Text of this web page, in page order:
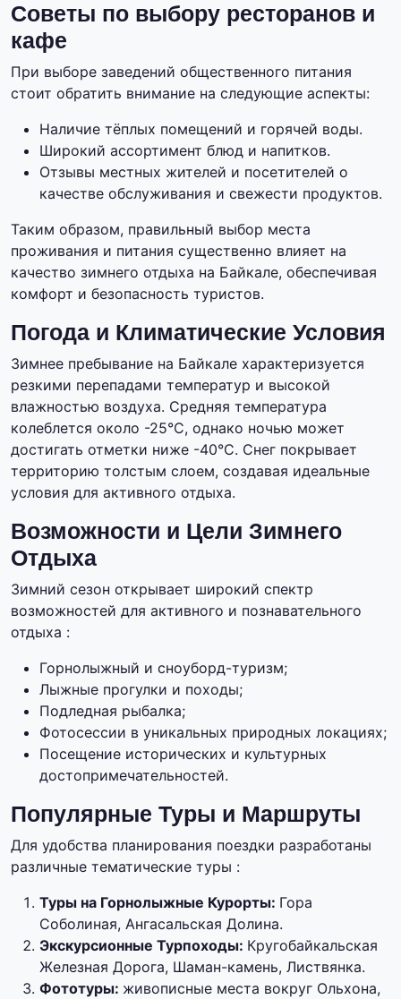
Советы по выбору ресторанов и
кафе
При выборе заведений общественного питания
стоит обратить внимание на следующие аспекты:
Наличие тёплых помещений и горячей воды.
Широкий ассортимент блюд и напитков.
Отзывы местных жителей и посетителей о
качестве обслуживания и свежести продуктов.
Таким образом, правильный выбор места
проживания и питания существенно влияет на
качество зимнего отдыха на Байкале, обеспечивая
комфорт и безопасность туристов.
Погода и Климатические Условия
Зимнее пребывание на Байкале характеризуется
резкими перепадами температур и высокой
влажностью воздуха. Средняя температура
колеблется около -25°C, однако ночью может
достигать отметки ниже -40°C. Снег покрывает
территорию толстым слоем, создавая идеальные
условия для активного отдыха.
Возможности и Цели Зимнего
Отдыха
Зимний сезон открывает широкий спектр
возможностей для активного и познавательного
отдыха :
Горнолыжный и сноуборд-туризм;
Лыжные прогулки и походы;
Подледная рыбалка;
Фотосессии в уникальных природных локациях;
Посещение исторических и культурных
достопримечательностей.
Популярные Туры и Маршруты
Для удобства планирования поездки разработаны
различные тематические туры :
Туры на Горнолыжные Курорты: Гора
Соболиная, Ангасальская Долина.
Экскурсионные Турпоходы: Кругобайкальская
Железная Дорога, Шаман-камень, Листвянка.
Фототуры: живописные места вокруг Ольхона,